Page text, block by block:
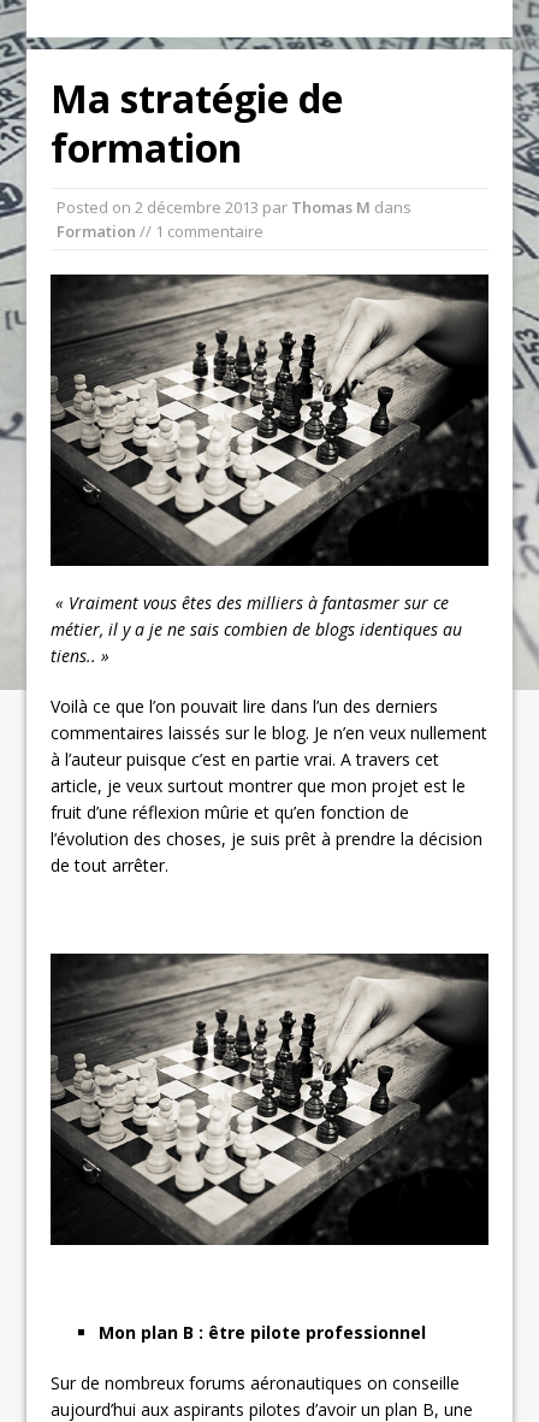
Ma stratégie de
formation
Posted on2 décembre 2013 par Thomas M dans
Formation // 1 commentaire
« Vraiment vous êtes des milliers à fantasmer sur ce
métier, il y a je ne sais combien de blogs identiques au
tiens.. »
Voilà ce que l’on pouvait lire dans l’un des derniers
commentaires laissés sur le blog. Je n’en veux nullement
à l’auteur puisque c’est en partie vrai. A travers cet
article, je veux surtout montrer que mon projet est le
fruit d’une réflexion mûrie et qu’en fonction de
l’évolution des choses, je suis prêt à prendre la décision
de tout arrêter.
Mon plan B : être pilote professionnel
Sur de nombreux forums aéronautiques on conseille
aujourd’hui aux aspirants pilotes d’avoir un plan B, une